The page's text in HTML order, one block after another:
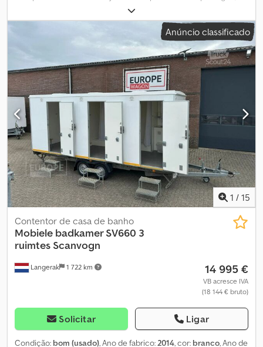
em Arkel. Temos um grande stock disponível. Casas de banho
móveis SCANVOGN a preços promocionais, sempre ao melhor
preço e com o melhor serviço! Iluminação LED, chuveiro, piso
industrial em resina, termoacumulador de 30 litros, interior de alta
qualidade, sanita de parede, reboque de 750 kg, pronto a circular
com matrícula branca. = Mais informações = Chodpfxjxx Rugo Ai
Aja Ano de fabrico: 2025 Ano do modelo: 2025 Peso bruto: 750 kg
Estado geral: muito bom Estado técnico: muito bom Estado visual:
muito bom Danos: nenhum = Informações da empresa =
Diretamente do importador exclusivo de todas as marcas! Sem
intermediários, apenas diretamente do importador. GRANDE
STOCK, disponível para entrega imediata.
Anúncio classificado
1 / 15
Langerak 1 722 km
Contentor de casa de banho
Mobiele badkamer SV660 3
ruimtes Scanvogn
14 995 €
VB acresce IVA
(18 144 € bruto)
Solicitar Ligar
Condição: bom (usado), Ano de fabrico:2014, cor: branco, Ano de